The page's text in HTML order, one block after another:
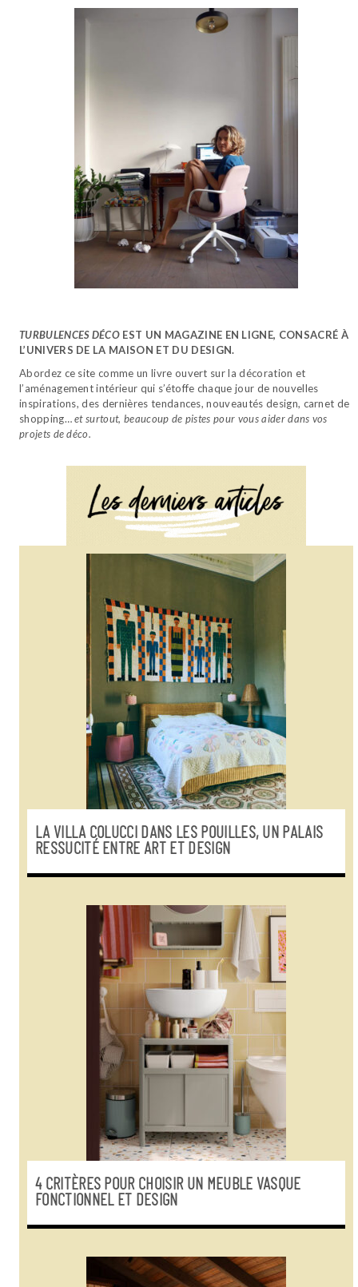
TURBULENCES DÉCO EST UN MAGAZINE EN LIGNE, CONSACRÉ À
L’UNIVERS DE LA MAISON ET DU DESIGN.
Abordez ce site comme un livre ouvert sur la décoration et
l’aménagement intérieur qui s’étoffe chaque jour de nouvelles
inspirations, des dernières tendances, nouveautés design, carnet de
shopping…et surtout, beaucoup de pistes pour vous aider dans vos
projets de déco.
LA VILLA COLUCCI DANS LES POUILLES, UN PALAIS
RESSUCITÉ ENTRE ART ET DESIGN
4 CRITÈRES POUR CHOISIR UN MEUBLE VASQUE
FONCTIONNEL ET DESIGN